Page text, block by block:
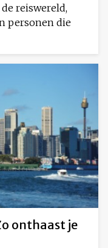
de reiswereld,
personen die
onthaast je